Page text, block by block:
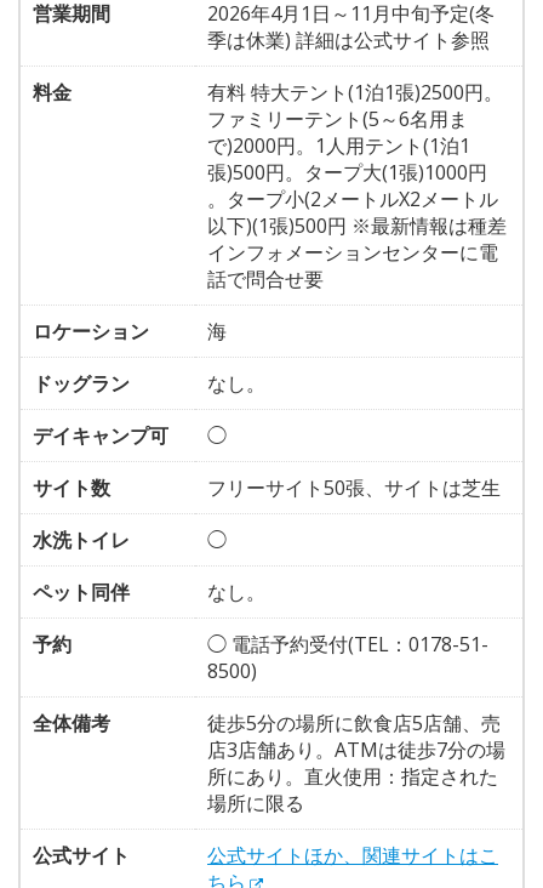
営業期間
2026年4月1日～11月中旬予定(冬
季は休業) 詳細は公式サイト参照
料金
有料 特大テント(1泊1張)2500円。
ファミリーテント(5～6名用ま
で)2000円。1人用テント(1泊1
張)500円。タープ大(1張)1000円
。タープ小(2メートルX2メートル
以下)(1張)500円 ※最新情報は種差
インフォメーションセンターに電
話で問合せ要
ロケーション
海
ドッグラン
なし。
デイキャンプ可
◯
サイト数
フリーサイト50張、サイトは芝生
水洗トイレ
◯
ペット同伴
なし。
予約
◯ 電話予約受付(TEL：0178-51-
8500)
全体備考
徒歩5分の場所に飲食店5店舗、売
店3店舗あり。ATMは徒歩7分の場
所にあり。直火使用：指定された
場所に限る
公式サイト
公式サイトほか、関連サイトはこ
ちら